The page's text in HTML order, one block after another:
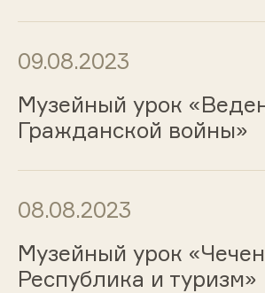
09.08.2023
Музейный урок
Гражданской войны»
08.08.2023
Музейный урок
Республика и туризм»